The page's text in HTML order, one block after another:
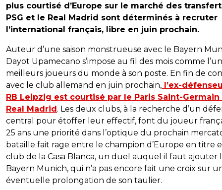
plus courtisé d’Europe sur le marché des
PSG et le Real Madrid sont déterminés à recruter
l’international français, libre en juin prochain.
Auteur d’une saison monstrueuse avec le Bayern
Dayot Upamecano s’impose au fil des mois comme
meilleurs joueurs du monde à son poste. En fin de
avec le club allemand en juin prochain, l’ex-
RB Leipzig est courtisé par le Paris Saint-
Real Madrid . Les deux clubs, à la recherche d’un
central pour étoffer leur effectif, font du joueur
25 ans une priorité dans l’optique du prochain
bataille fait rage entre le champion d’Europe en titre
club de la Casa Blanca, un duel auquel il faut ajouter
Bayern Munich, qui n’a pas encore fait une croix sur
éventuelle prolongation de son taulier.